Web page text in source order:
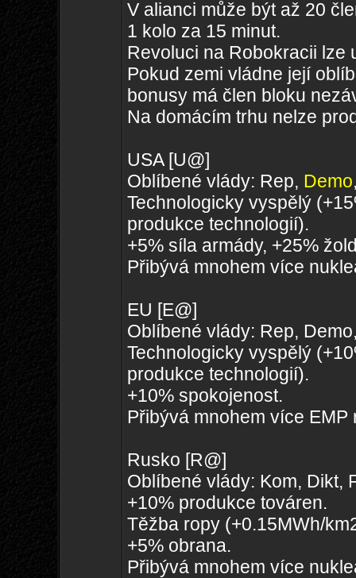
V alianci může být až 20
1 kolo za 15 minut.
Revoluci na Robokracii lze
Pokud zemi vládne její
bonusy má člen bloku
Na domácím trhu nelze
USA [U@]
Oblíbené vlády: Rep, Demo
Technologicky vyspělý
produkce technologií).
+5% síla armády, +25%
Přibývá mnohem více
EU [E@]
Oblíbené vlády: Rep,
Technologicky vyspělý
produkce technologií).
+10% spokojenost.
Přibývá mnohem více EMP
Rusko [R@]
Oblíbené vlády: Kom, Dikt,
+10% produkce továren.
Těžba ropy (+0.15MWh/
+5% obrana.
Přibývá mnohem více